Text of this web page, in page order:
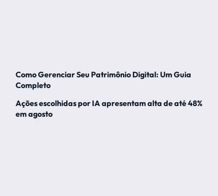
Como Gerenciar Seu Patrimônio Digital: Um Guia
Completo
Ações escolhidas por IA apresentam alta de até 48%
em agosto